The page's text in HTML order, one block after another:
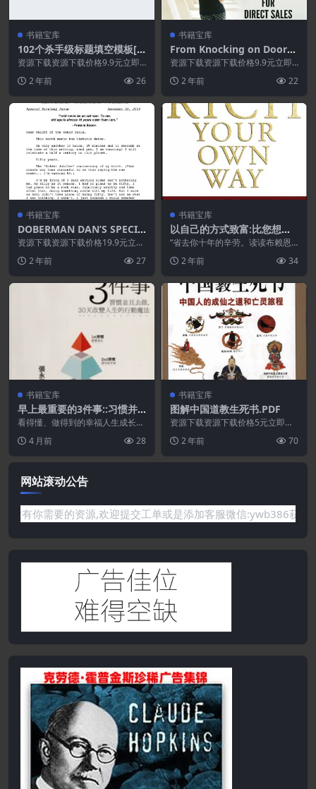
书籍宝库
102个杀手级标题填空模板[P
DF文档]
资源下载资源下载价格9.9元立即
资源永久更新资源!...
2 年前 26
书籍宝库
From Knocking on Doors
to Making Millions Top Str
ategies for Direct Sales Su
ccess
资源下载资源下载价格9.9元立即
2 年前 22
书籍宝库
DOBERMAN DAN’S SPECIA
L BIRTHDAY ISSUE TO DA
N KENNEDY (2014)
资源下载资源下载价格19.9元立即
2 年前 27
书籍宝库
以自己的方式致富:比您想象
的更快地实现您所有的财务目
标-博恩.崔西[英语]
“省去你十年的辛劳。读读布赖恩
功的捷径。他会告诉你...
2 年前 34
书籍宝库
早上最重要的3件事::习惯并
且去做,.30天改变人生的行动
魔法.PDF
看得懂、做得到的幸福人生成长
上跟着做，教你人生养...
4 月前 28
书籍宝库
图解中国道教生死书.PDF
资源下载资源下载价格5元立即购
2 年前 70
网站滚动公告
要的资源,欢迎提交工单或是添加客服微信:ywb386获取帮助！